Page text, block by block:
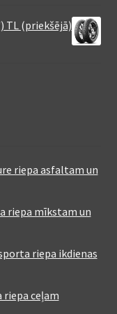
TL (priekšējā)
riepa asfaltam un
riepa mīkstam un
riepa ikdienas
riepa ceļam